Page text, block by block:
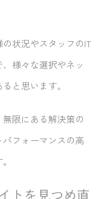
状況やスタッフのIT
様々な選択やネッ
と思います。
限にある解決策の
フォーマンスの高
トを見つめ直